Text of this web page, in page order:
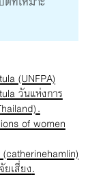
(UNFPA)
วันแห่งการ
hailand) .
of women
ยเสี่ยง.